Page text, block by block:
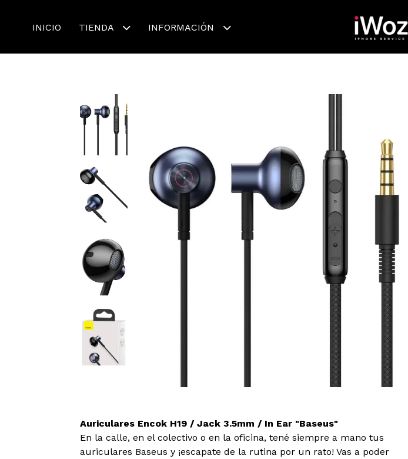
INICIO TIENDA INFORMACIÓN
Auriculares Encok H19 / Jack 3.5mm / In Ear "Baseus"
En la calle, en el colectivo o en la oficina, tené siempre a mano tus
auriculares Baseus y ¡escapate de la rutina por un rato! Vas a poder